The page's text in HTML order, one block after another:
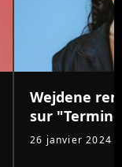
Wejdene
sur
26 janvier 2024